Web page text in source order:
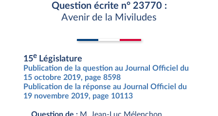
Question écrite n° 23770 :
Avenir de la Miviludes
15e Législature
Publication de la question au Journal Officiel du
15 octobre 2019, page 8598
Publication de la réponse au Journal Officiel du
19 novembre 2019, page 10113
Question de : M. Jean-Luc Mélenchon